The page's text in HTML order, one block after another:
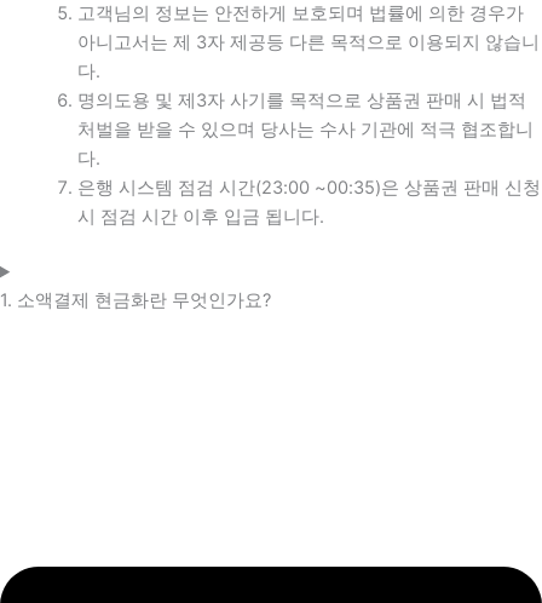
고객님의 정보는 안전하게 보호되며 법률에 의한 경우가
아니고서는 제 3자 제공등 다른 목적으로 이용되지 않습니
다.
명의도용 및 제3자 사기를 목적으로 상품권 판매 시 법적
처벌을 받을 수 있으며 당사는 수사 기관에 적극 협조합니
다.
은행 시스템 점검 시간(23:00 ~00:35)은 상품권 판매 신청
시 점검 시간 이후 입금 됩니다.
1. 소액결제 현금화란 무엇인가요?